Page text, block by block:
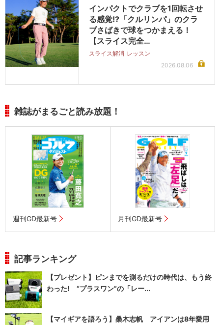
インパクトでクラブを1回転させ
る感覚!?「クルリンパ」のクラ
ブさばきで球をつかまえる！
【スライス完全…
スライス解消 レッスン
2026.08.06
雑誌がまるごと読み放題！
週刊GD最新号 月刊GD最新号
記事ランキング
【プレゼント】ピンまでを測るだけの時代は、もう終
わった! “プラスワン”の「レー...
【マイギアを語ろう】桑木志帆 アイアンは8年愛用